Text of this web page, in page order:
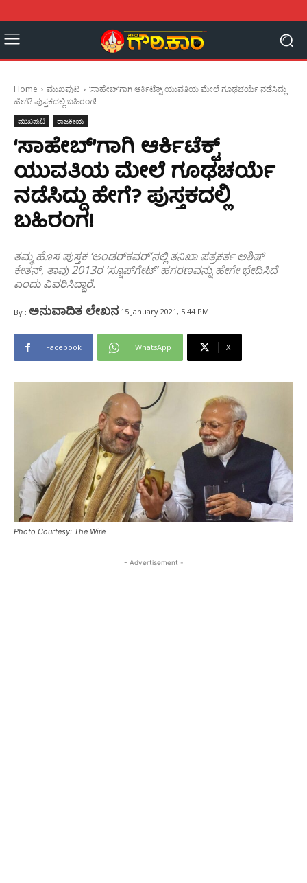
Home ಮುಖಪುಟ
‘ಸಾಹೇಬ್’ಗಾಗಿ ಆರ್ಕಿಟೆಕ್ಟ್ ಯುವತಿಯ ಮೇಲೆ ಗೂಢಚರ್ಯೆ ನಡೆಸಿದ್ದು
ಹೇಗೆ? ಪುಸ್ತಕದಲ್ಲಿ ಬಹಿರಂಗ!
ಮುಖಪುಟ ರಾಜಕೀಯ
‘ಸಾಹೇಬ್’ಗಾಗಿ ಆರ್ಕಿಟೆಕ್ಟ್
ಯುವತಿಯ ಮೇಲೆ ಗೂಢಚರ್ಯೆ
ನಡೆಸಿದ್ದು ಹೇಗೆ? ಪುಸ್ತಕದಲ್ಲಿ
ಬಹಿರಂಗ!
ತಮ್ಮ ಹೊಸ ಪುಸ್ತಕ ‘ಅಂಡರ್‌ಕವರ್’ನಲ್ಲಿ ತನಿಖಾ ಪತ್ರಕರ್ತ ಅಶಿಷ್
ಕೇತನ್, ತಾವು 2013ರ ‘ಸ್ನೂಪ್‌ಗೇಟ್’ ಹಗರಣವನ್ನು ಹೇಗೇ ಭೇದಿಸಿದೆ
ಎಂದು ವಿವರಿಸಿದ್ದಾರೆ.
By : ಅನುವಾದಿತ ಲೇಖನ 15 January 2021, 5:44 PM
Facebook WhatsApp X
Photo Courtesy: The Wire
- Advertisement -